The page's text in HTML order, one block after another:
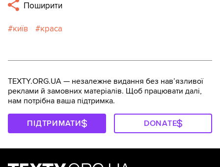
Поширити
київ краса
TEXTY.ORG.UA — незалежне видання без навʼязливої
реклами й замовних матеріалів. Щоб працювати далі,
нам потрібна ваша підтримка.
ПІДТРИМАТИ DONATE